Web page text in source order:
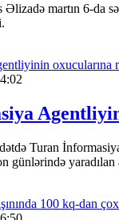
Əlizadə martın 6-da
Turan
günlərində